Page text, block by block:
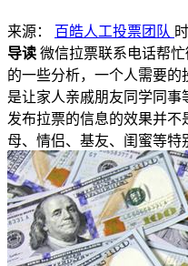
来源： 百皓人工投票团队
导读 微信拉票联系电话帮
的一些分析，一个人需要
是让家人亲戚朋友同学同事
发布拉票的信息的效果并
母、情侣、基友、闺蜜等特